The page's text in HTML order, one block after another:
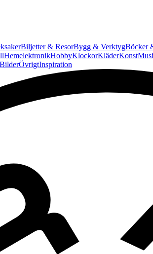
Biljetter & ResorBygg & VerktygBöcker
HemelektronikHobbyKlockorKläderKonst
ÖvrigtInspiration